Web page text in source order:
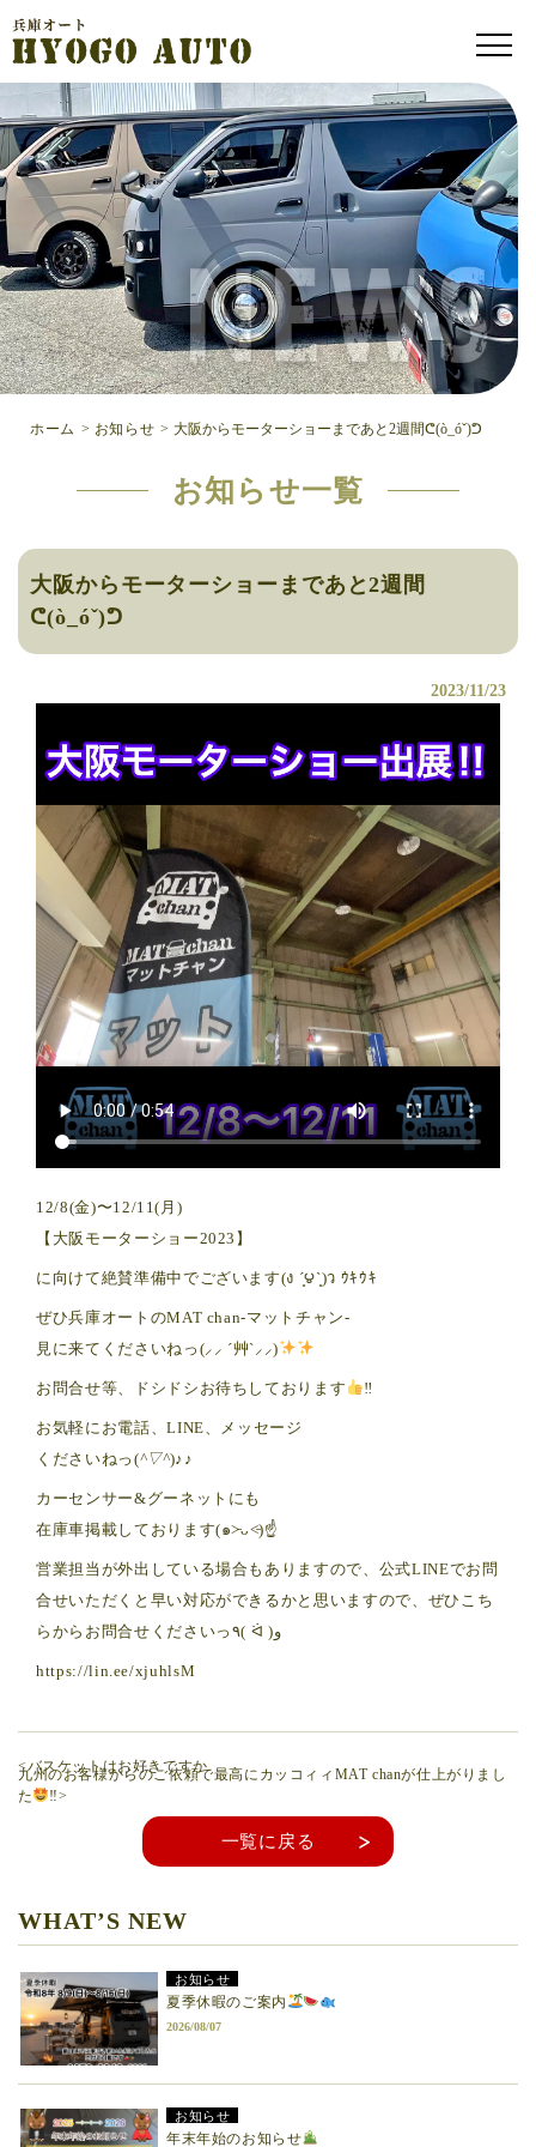
ホーム > お知らせ > 大阪からモーターショーまであと2週間ᕦ(ò_óˇ)ᕤ
お知らせ一覧
大阪からモーターショーまであと2週間
ᕦ(ò_óˇ)ᕤ
2023/11/23
12/8(金)〜12/11(月)
【大阪モーターショー2023】
に向けて絶賛準備中でございます(ง ´͈౪`͈)ว ｳｷｳｷ
ぜひ兵庫オートのMAT chan-マットチャン-
見に来てくださいねっ(⸝⸝ ´艸`⸝⸝)
お問合せ等、ドシドシお待ちしております ‼︎
お気軽にお電話、LINE、メッセージ
くださいねっ(^▽^)♪♪
カーセンサー&グーネットにも
在庫車掲載しております(๑˃̵ᴗ˂̵)☝️
営業担当が外出している場合もありますので、公式LINEでお問
合せいただくと早い対応ができるかと思いますので、ぜひこち
らからお問合せくださいっ٩( ᐛ )و
https://lin.ee/xjuhlsM
<バスケットはお好きですか
九州のお客様からのご依頼で最高にカッコィィMAT chanが仕上がりまし
た
‼︎>
一覧に戻る
WHAT’S NEW
お知らせ
夏季休暇のご案内
2026/08/07
お知らせ
年末年始のお知らせ